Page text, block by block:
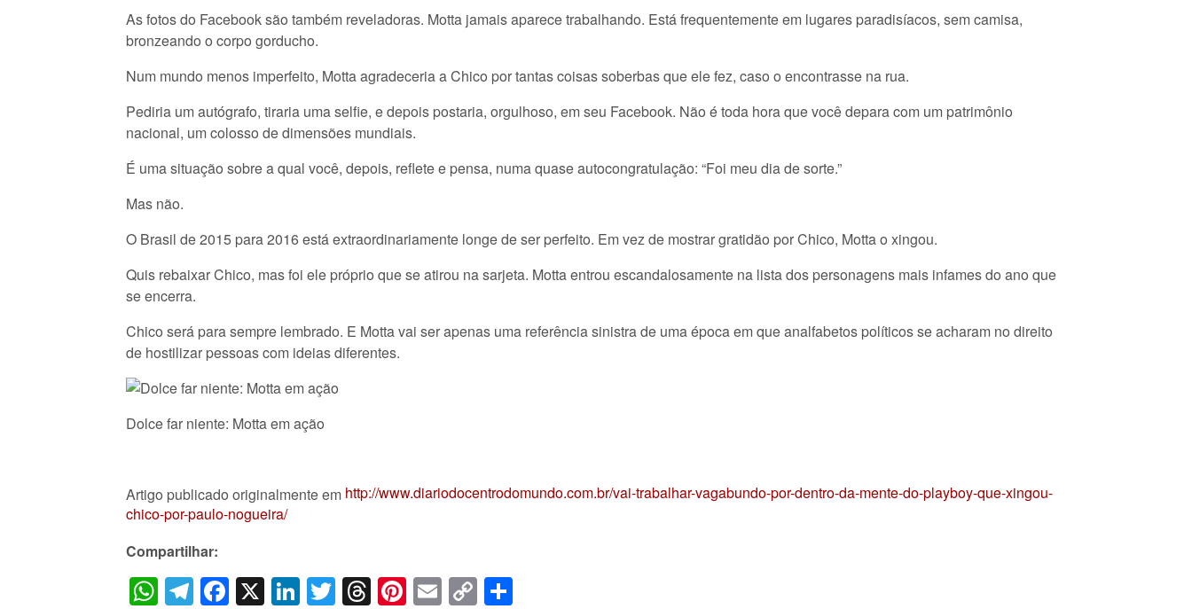
As fotos do Facebook são também reveladoras. Motta jamais aparece trabalhando. Está frequentemente em lugares paradisíacos, sem camisa,
bronzeando o corpo gorducho.
Num mundo menos imperfeito, Motta agradeceria a Chico por tantas coisas soberbas que ele fez, caso o encontrasse na rua.
Pediria um autógrafo, tiraria uma selfie, e depois postaria, orgulhoso, em seu Facebook. Não é toda hora que você depara com um patrimônio
nacional, um colosso de dimensões mundiais.
É uma situação sobre a qual você, depois, reflete e pensa, numa quase autocongratulação: “Foi meu dia de sorte.”
Mas não.
O Brasil de 2015 para 2016 está extraordinariamente longe de ser perfeito. Em vez de mostrar gratidão por Chico, Motta o xingou.
Quis rebaixar Chico, mas foi ele próprio que se atirou na sarjeta. Motta entrou escandalosamente na lista dos personagens mais infames do ano que
se encerra.
Chico será para sempre lembrado. E Motta vai ser apenas uma referência sinistra de uma época em que analfabetos políticos se acharam no direito
de hostilizar pessoas com ideias diferentes.
Dolce far niente: Motta em ação
Artigo publicado originalmente em http://www.diariodocentrodomundo.com.br/vai-trabalhar-vagabundo-por-dentro-da-mente-do-playboy-que-xingou-
chico-por-paulo-nogueira/
Compartilhar:
WhatsApp
Telegram
Facebook
X LinkedIn
Twitter
Threads
Pinterest
Email
Copy